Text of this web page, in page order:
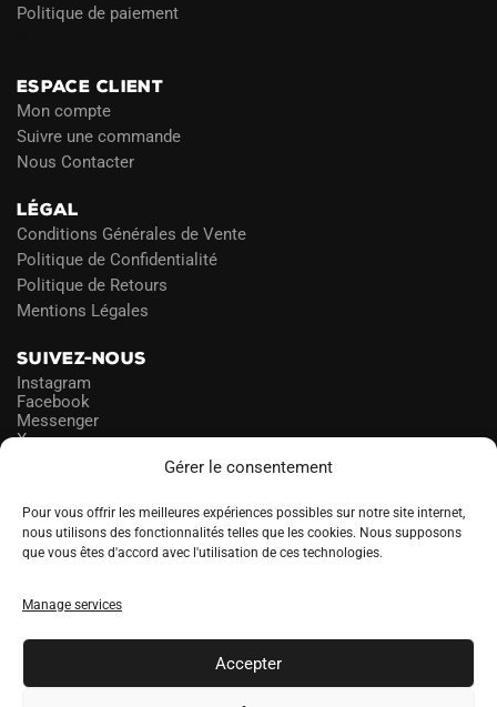
Gérer le consentement
Pour vous offrir les meilleures expériences possibles sur notre site internet,
nous utilisons des fonctionnalités telles que les cookies. Nous supposons
que vous êtes d'accord avec l'utilisation de ces technologies.
Manage services
Accepter
Politique de paiement
ESPACE CLIENT
Mon compte
Suivre une commande
Nous Contacter
LÉGAL
Conditions Générales de Vente
Politique de Confidentialité
Politique de Retours
Mentions Légales
SUIVEZ-NOUS
Instagram
Facebook
Messenger
X
LANGUE